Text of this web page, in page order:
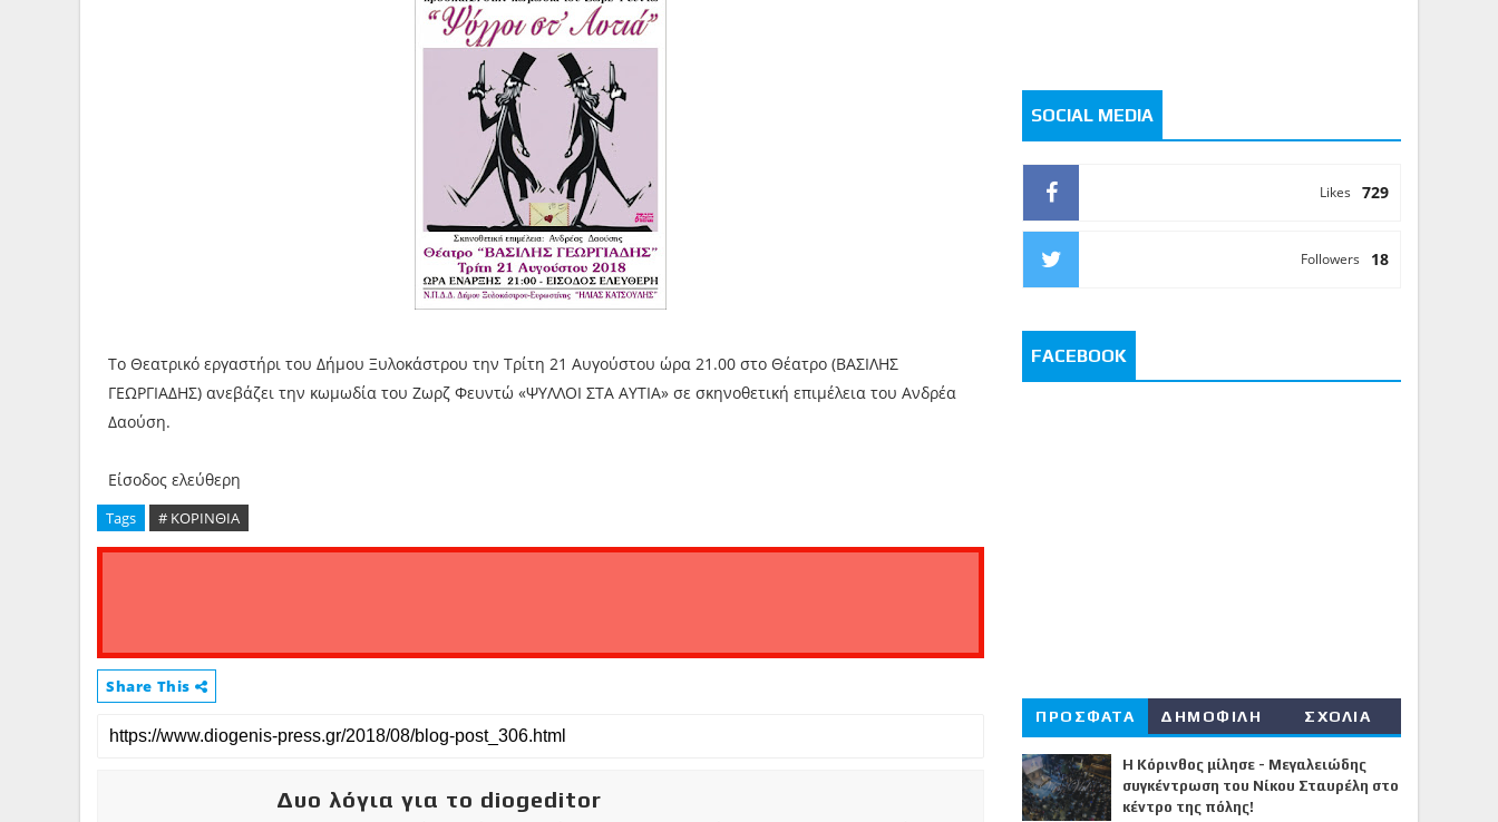
Το Θεατρικό εργαστήρι του Δήμου Ξυλοκάστρου την Τρίτη 21 Αυγούστου ώρα 21.00 στο Θέατρο (ΒΑΣΙΛΗΣ
ΓΕΩΡΓΙΑΔΗΣ) ανεβάζει την κωμωδία του Ζωρζ Φευντώ «ΨΥΛΛΟΙ ΣΤΑ ΑΥΤΙΑ» σε σκηνοθετική επιμέλεια του Ανδρέα
Δαούση.
Είσοδος ελεύθερη
Tags # ΚΟΡΙΝΘΙΑ
Share This
Δυο λόγια για το diogeditor
SOCIAL MEDIA
729
Likes
18
Followers
FACEBOOK
ΠΡΟΣΦΑΤΑ ΔΗΜΟΦΙΛΗ ΣΧΟΛΙΑ
Η Κόρινθος μίλησε - Μεγαλειώδης
συγκέντρωση του Νίκου Σταυρέλη στο
κέντρο της πόλης!